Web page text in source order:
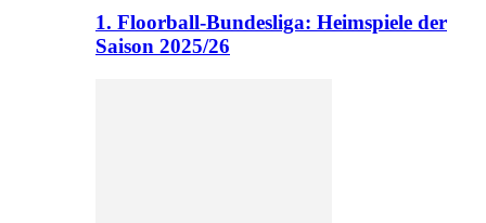
1. Floorball-Bundesliga: Heimspiele der
Saison 2025/26